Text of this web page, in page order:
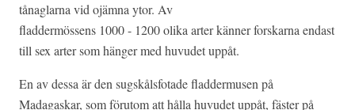
tånaglarna vid ojämna ytor. Av
fladdermössens 1000 - 1200 olika arter känner forskarna endast
till sex arter som hänger med huvudet uppåt.
En av dessa är den sugskålsfotade fladdermusen på
Madagaskar, som förutom att hålla huvudet uppåt, fäster på